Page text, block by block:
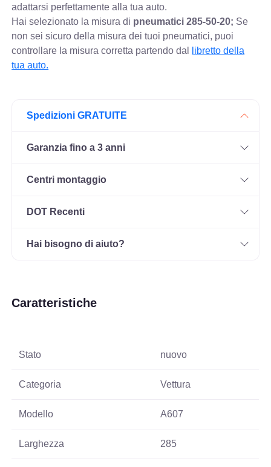
adattarsi perfettamente alla tua auto.
Hai selezionato la misura di pneumatici285-50-20; Se
non sei sicuro della misura dei tuoi pneumatici, puoi
controllare la misura corretta partendo dal
libretto della
tua auto.
Spedizioni GRATUITE
Garanzia fino a 3 anni
Centri montaggio
DOT Recenti
Hai bisogno di aiuto?
Caratteristiche
Stato nuovo
Categoria Vettura
Modello A607
Larghezza 285